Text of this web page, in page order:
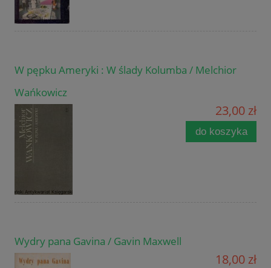
W pępku Ameryki : W ślady Kolumba / Melchior
Wańkowicz
23,00 zł
do koszyka
Wydry pana Gavina / Gavin Maxwell
18,00 zł